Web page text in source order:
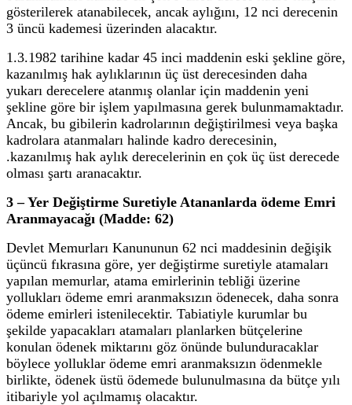
gösterilerek atanabilecek, ancak aylığını, 12 nci derecenin
3 üncü kademesi üzerinden alacaktır.
1.3.1982 tarihine kadar 45 inci maddenin eski şekline göre,
kazanılmış hak aylıklarının üç üst derecesinden daha
yukarı derecelere atanmış olanlar için maddenin yeni
şekline göre bir işlem yapılmasına gerek bulunmamaktadır.
Ancak, bu gibilerin kadrolarının değiştirilmesi veya başka
kadrolara atanmaları halinde kadro derecesinin,
.kazanılmış hak aylık derecelerinin en çok üç üst derecede
olması şartı aranacaktır.
3 – Yer Değiştirme Suretiyle Atananlarda ödeme Emri
Aranmayacağı (Madde: 62)
Devlet Memurları Kanununun 62 nci maddesinin değişik
üçüncü fıkrasına göre, yer değiştirme suretiyle atamaları
yapılan memurlar, atama emirlerinin tebliği üzerine
yollukları ödeme emri aranmaksızın ödenecek, daha sonra
ödeme emirleri istenilecektir. Tabiatiyle kurumlar bu
şekilde yapacakları atamaları planlarken bütçelerine
konulan ödenek miktarını göz önünde bulunduracaklar
böylece yolluklar ödeme emri aranmaksızın ödenmekle
birlikte, ödenek üstü ödemede bulunulmasına da bütçe yılı
itibariyle yol açılmamış olacaktır.